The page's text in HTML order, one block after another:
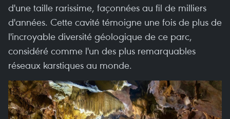
d'une taille rarissime, façonnées au fil de milliers
d'années. Cette cavité témoigne une fois de plus de
l'incroyable diversité géologique de ce parc,
considéré comme l'un des plus remarquables
réseaux karstiques au monde.